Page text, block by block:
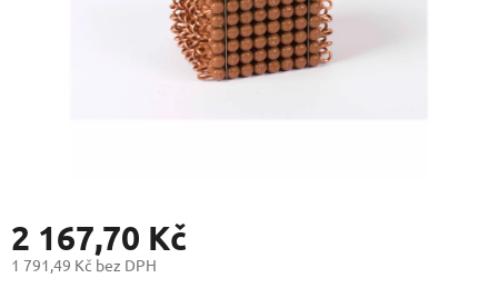
2 167,70 Kč
1 791,49 Kč bez DPH